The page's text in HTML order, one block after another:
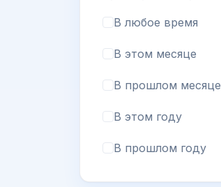
В любое время
В этом месяце
В прошлом месяце
В этом году
В прошлом году